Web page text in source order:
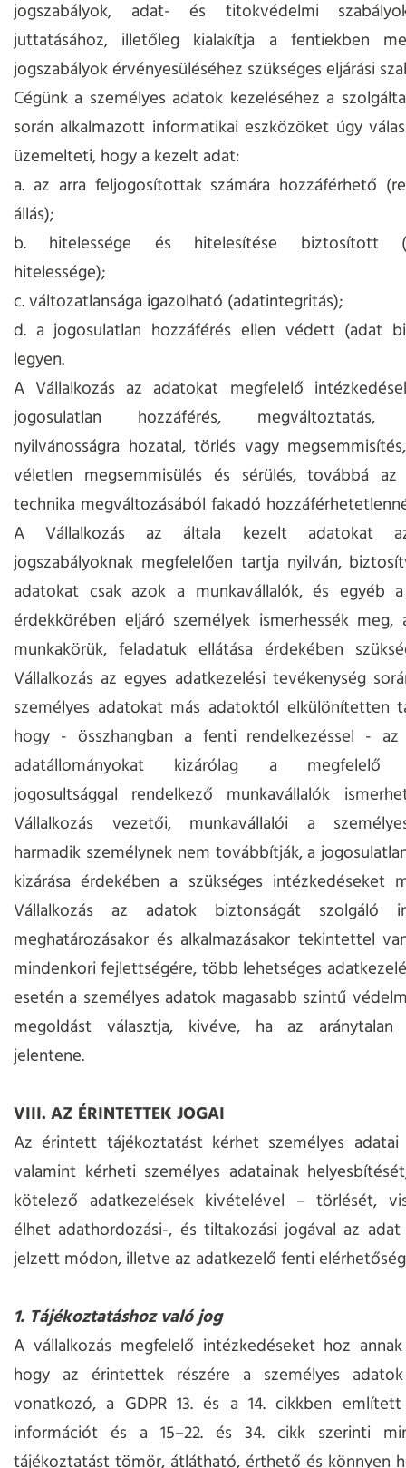
jogszabályok, adat- és titokvédelmi
juttatásához, illetőleg kialakítja a fentiekben
jogszabályok érvényesüléséhez szükséges eljárási
Cégünk a személyes adatok kezeléséhez a
során alkalmazott informatikai eszközöket úgy
üzemelteti, hogy a kezelt adat:
a. az arra feljogosítottak számára hozzáférhető
állás);
b. hitelessége és hitelesítése biztosított
hitelessége);
c. változatlansága igazolható (adatintegritás);
d. a jogosulatlan hozzáférés ellen védett (adat
legyen.
A Vállalkozás az adatokat megfelelő
jogosulatlan hozzáférés, megváltoztatás,
nyilvánosságra hozatal, törlés vagy
véletlen megsemmisülés és sérülés, továbbá az
technika megváltozásából fakadó
A Vállalkozás az általa kezelt adatokat
jogszabályoknak megfelelően tartja nyilván,
adatokat csak azok a munkavállalók, és egyéb a
érdekkörében eljáró személyek ismerhessék meg,
munkakörük, feladatuk ellátása érdekében
Vállalkozás az egyes adatkezelési tevékenység
személyes adatokat más adatoktól elkülönítetten
hogy - összhangban a fenti rendelkezéssel -
adatállományokat kizárólag a megfelelő
jogosultsággal rendelkező munkavállalók
Vállalkozás vezetői, munkavállalói a
harmadik személynek nem továbbítják, a
kizárása érdekében a szükséges intézkedéseket
Vállalkozás az adatok biztonságát szolgáló
meghatározásakor és alkalmazásakor tekintettel
mindenkori fejlettségére, több lehetséges
esetén a személyes adatok magasabb szintű
megoldást választja, kivéve, ha az aránytalan
jelentene.
VIII. AZ ÉRINTETTEK JOGAI
Az érintett tájékoztatást kérhet személyes adatai
valamint kérheti személyes adatainak
kötelező adatkezelések kivételével – törlését,
élhet adathordozási-, és tiltakozási jogával az
jelzett módon, illetve az adatkezelő fenti
1. Tájékoztatáshoz való jog
A vállalkozás megfelelő intézkedéseket hoz
hogy az érintettek részére a személyes adatok
vonatkozó, a GDPR 13. és a 14. cikkben említett
információt és a 15–22. és 34. cikk szerinti